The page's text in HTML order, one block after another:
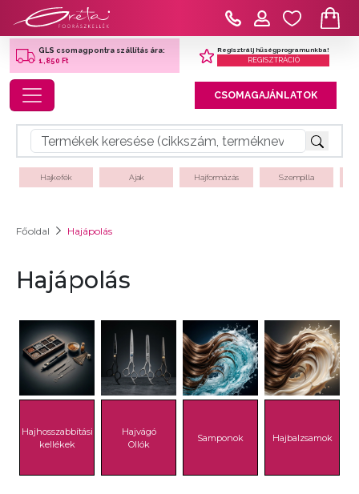
GLS csomagpontra szállítás ára:
1,850 Ft
Regisztrálj hűségprogramunkba!
REGISZTRÁCIÓ
Toggle navigation CSOMAGAJÁNLATOK
Hajkefék Ajak Hajformázás Szempilla
Főoldal Hajápolás
Hajápolás
Hajhosszabbítási
kellékek
Hajvágó
Ollók
Samponok Hajbalzsamok